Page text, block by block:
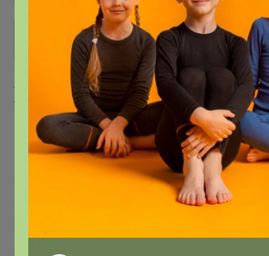
+ Ещё 28 каталогов
Хиты продаж